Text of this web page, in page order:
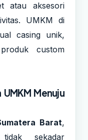
atau aksesori
UMKM di
casing unik,
custom
Menuju
Barat,
sekadar